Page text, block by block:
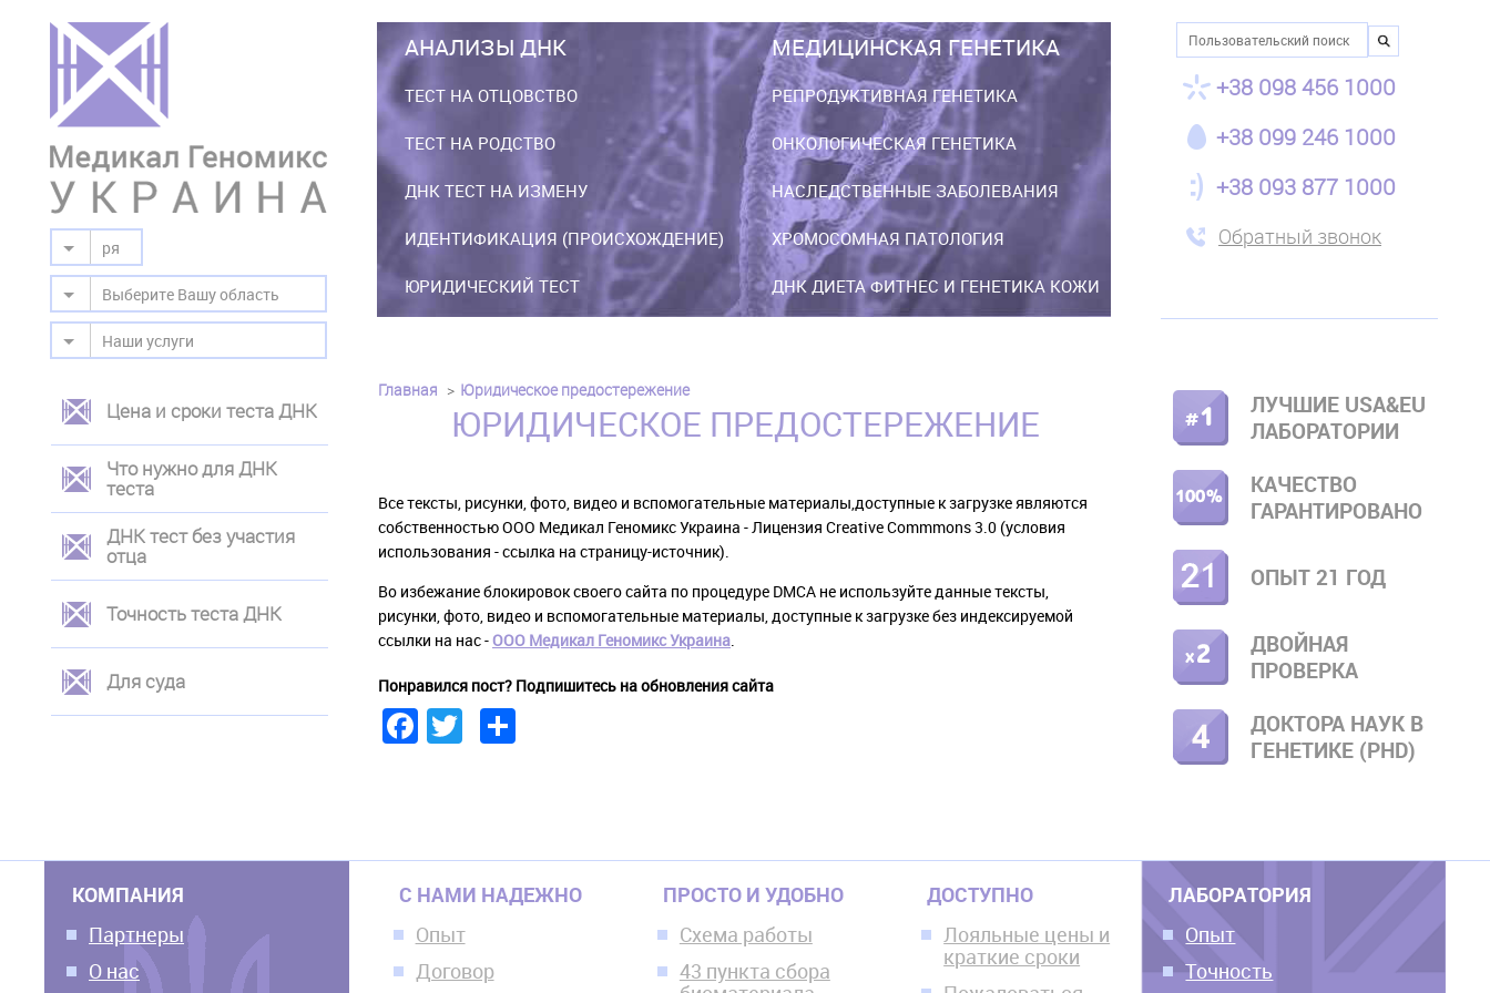
ря
Выберите Вашу область
Наши услуги
АНАЛИЗЫ ДНК
ТЕСТ НА ОТЦОВСТВО
ТЕСТ НА РОДСТВО
ДНК ТЕСТ НА ИЗМЕНУ
ИДЕНТИФИКАЦИЯ (ПРОИСХОЖДЕНИЕ)
ЮРИДИЧЕСКИЙ ТЕСТ
МЕДИЦИНСКАЯ ГЕНЕТИКА
РЕПРОДУКТИВНАЯ ГЕНЕТИКА
ОНКОЛОГИЧЕСКАЯ ГЕНЕТИКА
НАСЛЕДСТВЕННЫЕ ЗАБОЛЕВАНИЯ
ХРОМОСОМНАЯ ПАТОЛОГИЯ
ДНК ДИЕТА ФИТНЕС И ГЕНЕТИКА КОЖИ
Поиск
+38 098 456 1000
+38 099 246 1000
+38 093 877 1000
Обратный звонок
ЛЕВОЕ
МЕНЮ
Цена и сроки теста ДНК
Что нужно для ДНК
теста
ДНК тест без участия
отца
Точность теста ДНК
Для суда
Главная Юридическое предостережение
ЮРИДИЧЕСКОЕ ПРЕДОСТЕРЕЖЕНИЕ
Все тексты, рисунки, фото, видео и вспомогательные материалы,доступные к загрузке являются
собственностью ООО Медикал Геномикс Украина - Лицензия Creative Commmons 3.0 (условия
использования - ссылка на страницу-источник).
Во избежание блокировок своего сайта по процедуре DMCA не используйте данные тексты,
рисунки, фото, видео и вспомогательные материалы, доступные к загрузке без индексируемой
ссылки на нас -ООО Медикал Геномикс Украина.
Понравился пост? Подпишитесь на обновления сайта
Facebook
Twitter
ПРАВОЕЛУЧШИЕ USA&EU
ЛАБОРАТОРИИ
КАЧЕСТВО
ГАРАНТИРОВАНО
ОПЫТ 21 ГОД
ДВОЙНАЯ
ПРОВЕРКА
ДОКТОРА НАУК В
ГЕНЕТИКЕ (PHD)
КОМПАНИЯ
Партнеры
О нас
С НАМИ НАДЕЖНО
Опыт
Договор
ПРОСТО И УДОБНО
Схема работы
43 пункта сбора
ДОСТУПНО
Лояльные цены и
краткие сроки
ЛАБОРАТОРИЯ
Опыт
Точность